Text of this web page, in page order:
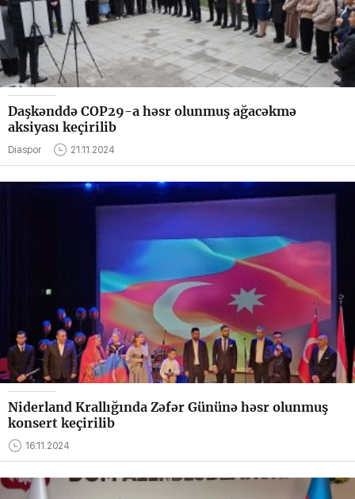
Daşkənddə COP29-a həsr olunmuş ağacəkmə
aksiyası keçirilib
Diaspor 21.11.2024
Niderland Krallığında Zəfər Gününə həsr olunmuş
konsert keçirilib
16.11.2024